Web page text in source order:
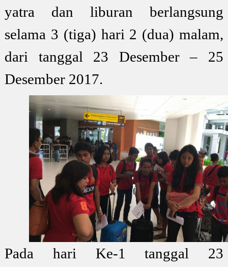
yatra dan liburan berlangsung
selama 3 (tiga) hari 2 (dua) malam,
dari tanggal 23 Desember – 25
Desember 2017.
Pada hari Ke-1 tanggal 23